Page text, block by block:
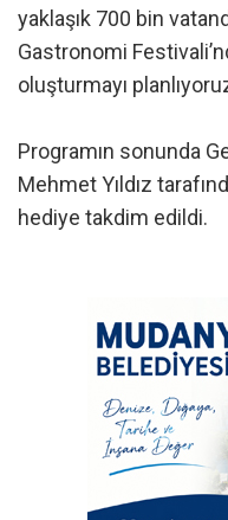
yaklaşık 700 bin
Gastronomi
oluşturmayı
Programın sonunda
Mehmet Yıldız
hediye takdim edildi.